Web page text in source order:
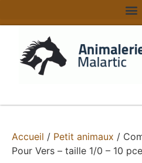
Accueil / Petit animaux /
Pour Vers – taille 1/0 – 10